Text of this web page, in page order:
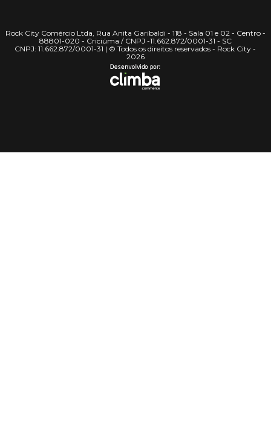
Rock City Comércio Ltda, Rua Anita Garibaldi - 118 - Sala 01 e 02 - Centro -
88801-020 - Criciúma / CNPJ -11.662.872/0001-31 - SC
CNPJ: 11.662.872/0001-31 | © Todos os direitos reservados - Rock City -
2026